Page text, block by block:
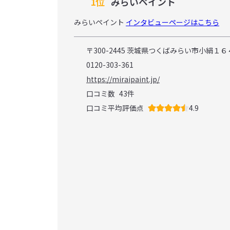
みらいペイント インタビューページはこちら
〒300-2445 茨城県つくばみらい市小絹１６
0120-303-361
https://miraipaint.jp/
口コミ数 43件
口コミ平均評価点
4.9